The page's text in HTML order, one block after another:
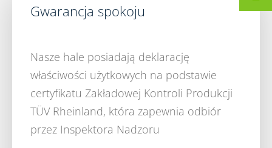
Gwarancja spokoju
Nasze hale posiadają deklarację
właściwości użytkowych na podstawie
certyfikatu Zakładowej Kontroli Produkcji
TÜV Rheinland, która zapewnia odbiór
przez Inspektora Nadzoru